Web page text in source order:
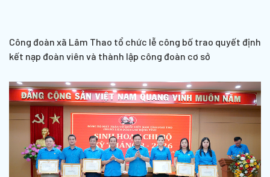
Công đoàn xã Lâm Thao tổ chức lễ công bố trao quyết định
kết nạp đoàn viên và thành lập công đoàn cơ sở